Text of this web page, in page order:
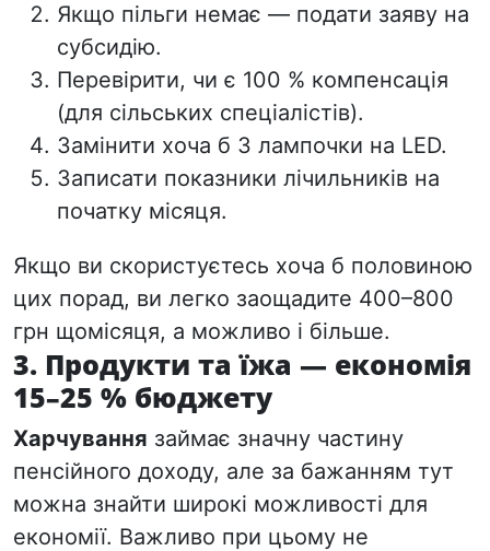
Якщо пільги немає — подати заяву на
субсидію.
Перевірити, чи є 100 % компенсація
(для сільських спеціалістів).
Замінити хоча б 3 лампочки на LED.
Записати показники лічильників на
початку місяця.
Якщо ви скористуєтесь хоча б половиною
цих порад, ви легко заощадите 400–800
грн щомісяця, а можливо і більше.
3. Продукти та їжа — економія
15–25 % бюджету
Харчування займає значну частину
пенсійного доходу, але за бажанням тут
можна знайти широкі можливості для
економії. Важливо при цьому не